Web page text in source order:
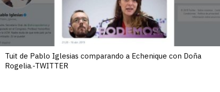
Tuit de Pablo Iglesias comparando a Echenique con Doña
Rogelia.-TWITTER